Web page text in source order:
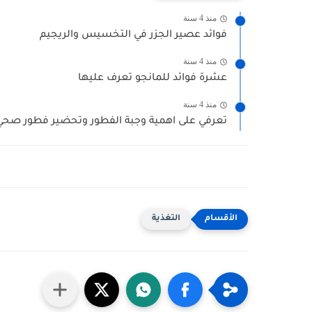
منذ 4 سنة
فوائد عصير الجزر في التخسيس والريجيم
منذ 4 سنة
عشرة فوائد للمانجو تعرف عليها
منذ 4 سنة
تعرفي على اهمية وجبة الفطور وتحضير فطور
التغذية